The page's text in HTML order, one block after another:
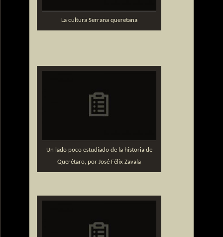
La cultura Serrana queretana
Un lado poco estudiado de la historia de
Querétaro, por José Félix Zavala